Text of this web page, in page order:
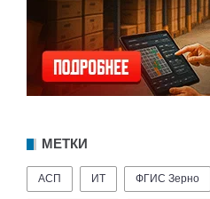
МЕТКИ
АСП ИТ ФГИС Зерно